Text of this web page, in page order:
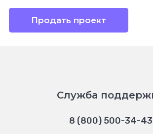
Продать проект
Служба
8 (800) 500-34-43